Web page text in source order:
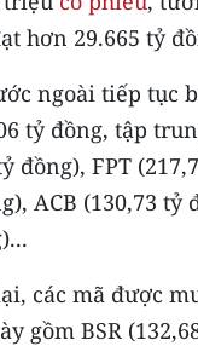
OCOP - MỖI XÃ
hơn 29.665 tỷ
ngoài tiếp tục
tỷ đồng, tập
đồng), FPT
ACB (130,73 tỷ
các mã được
gồm BSR